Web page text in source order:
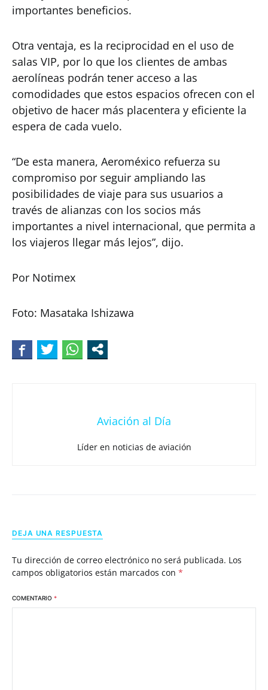
importantes beneficios.
Otra ventaja, es la reciprocidad en el uso de
salas VIP, por lo que los clientes de ambas
aerolíneas podrán tener acceso a las
comodidades que estos espacios ofrecen con el
objetivo de hacer más placentera y eficiente la
espera de cada vuelo.
“De esta manera, Aeroméxico refuerza su
compromiso por seguir ampliando las
posibilidades de viaje para sus usuarios a
través de alianzas con los socios más
importantes a nivel internacional, que permita a
los viajeros llegar más lejos”, dijo.
Por Notimex
Foto: Masataka Ishizawa
Aviación al Día
Líder en noticias de aviación
DEJA UNA RESPUESTA
Tu dirección de correo electrónico no será publicada. Los
campos obligatorios están marcados con *
COMENTARIO *